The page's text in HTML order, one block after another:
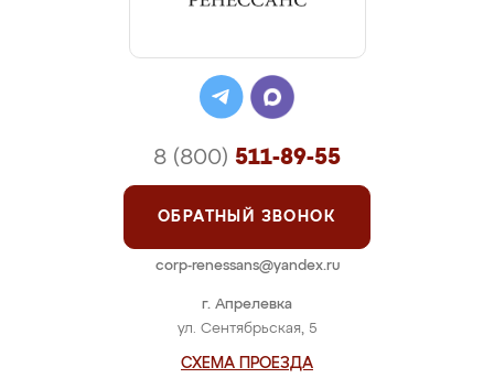
г. Апрелевка
ул. Сентябрьская, 5
СХЕМА ПРОЕЗДА
8 (800) 511-89-55
ОБРАТНЫЙ ЗВОНОК
corp-renessans@yandex.ru